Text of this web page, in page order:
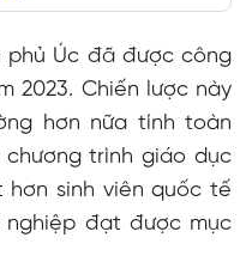
phủ Úc đã được công
2023. Chiến lược này
hơn nữa tính toàn
trình giáo dục
sinh viên quốc tế
đạt được mục